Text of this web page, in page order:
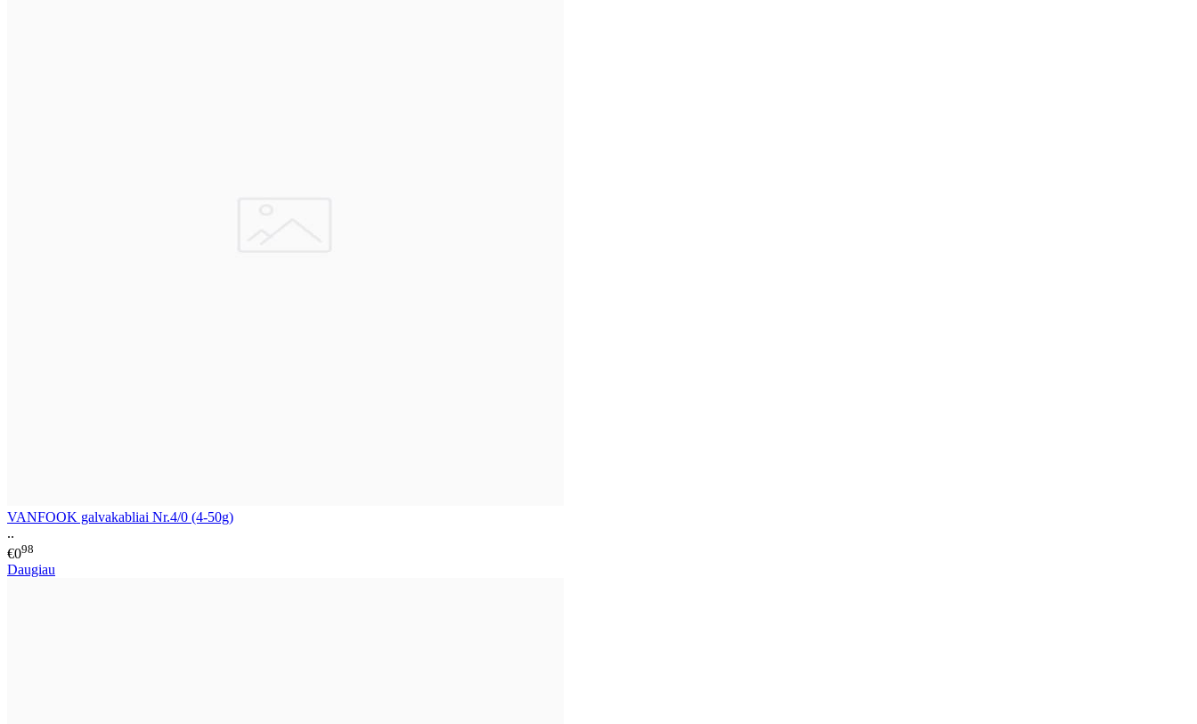
VANFOOK galvakabliai Nr.4/0 (4-50g)
..
€098
Daugiau